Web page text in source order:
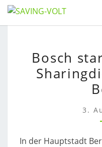
Skip
to
Bosch
3.
In der Hauptstadt